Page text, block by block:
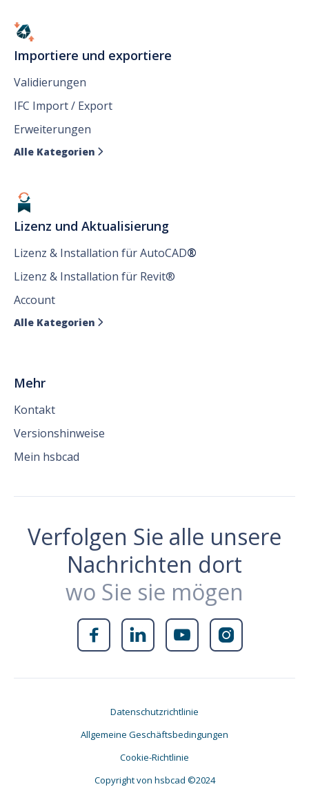
Importiere und exportiere
Validierungen
IFC Import / Export
Erweiterungen
Alle Kategorien 
Lizenz und Aktualisierung
Lizenz & Installation für AutoCAD®
Lizenz & Installation für Revit®
Account
Alle Kategorien 
Mehr
Kontakt
Versionshinweise
Mein hsbcad
Verfolgen Sie alle unsere
Nachrichten dort
wo Sie sie mögen
   
Datenschutzrichtlinie
Allgemeine Geschäftsbedingungen
Cookie-Richtlinie
Copyright von hsbcad ©2024